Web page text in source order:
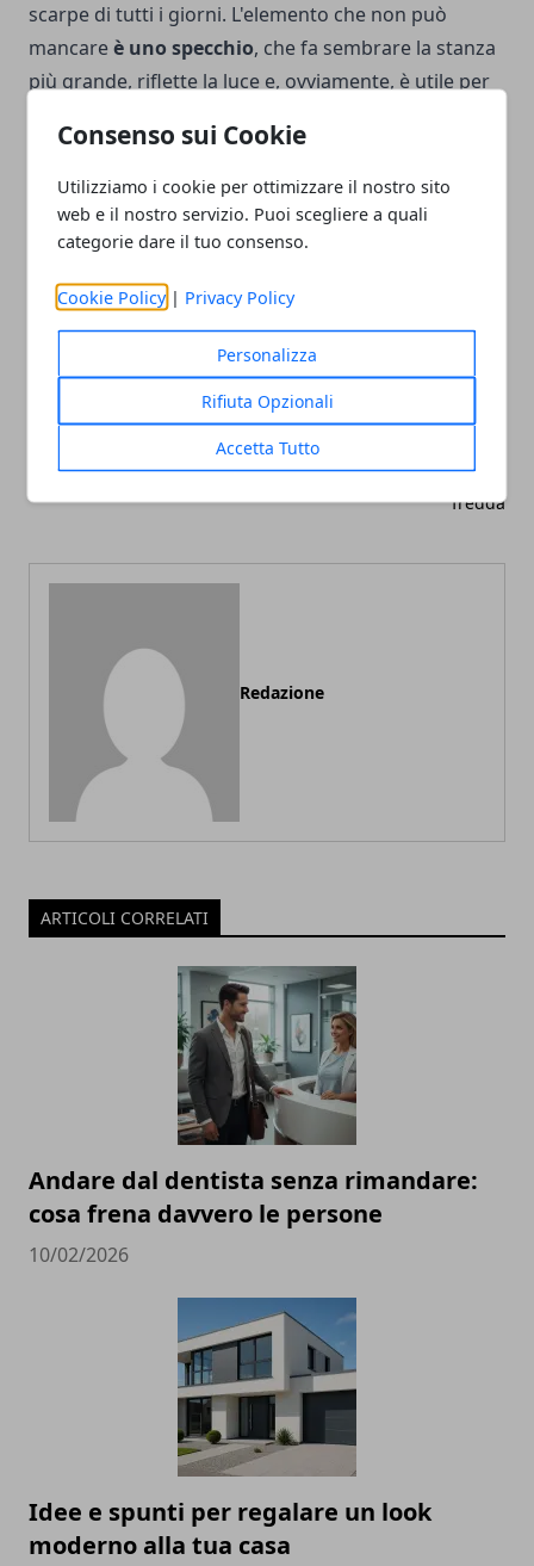
Consenso sui Cookie
Utilizziamo i cookie per ottimizzare il nostro sito
web e il nostro servizio. Puoi scegliere a quali
categorie dare il tuo consenso.
Cookie Policy | Privacy Policy
Personalizza
Rifiuta Opzionali
Accetta Tutto
scarpe di tutti i giorni. L'elemento che non può
mancareè uno specchio, chefa sembrare la stanza
più grande, riflette la luce e, ovviamente, è utile per
Giochi di gruppo che
funzionano davvero alle
feste dei bambini
Serate eleganti: i trend di
abbigliamento femminile
per la prossima stagione
fredda
Redazione
ARTICOLI CORRELATI
Andare dal dentista senza rimandare:
cosa frena davvero le persone
10/02/2026
Idee e spunti per regalare un look
moderno alla tua casa